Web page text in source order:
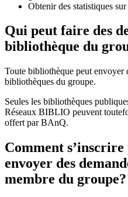
Obtenir des statistiques
Qui peut faire des
bibliothèque du
Toute bibliothèque peut envoyer
bibliothèques du groupe.
Seules les bibliothèques
Réseaux BIBLIO peuvent
offert par BAnQ.
Comment
envoyer des
membre du groupe?